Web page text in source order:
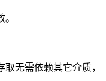
无需依赖其它介质，